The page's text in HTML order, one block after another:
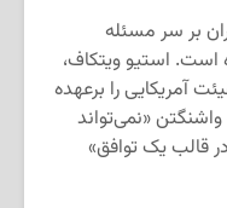
بر سر مسئله
است. استیو ویتکاف،
آمریکایی را برعهده
«نمی‌تواند
قالب یک توافق»